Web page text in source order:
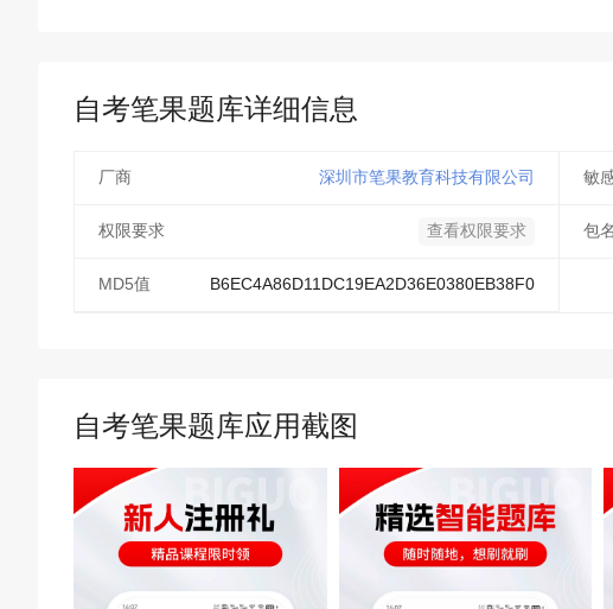
自考笔果题库详细信息
厂商 深圳市笔果教育科技有限公司 敏
权限要求 查看权限要求 包名
MD5值 B6EC4A86D11DC19EA2D36E0380EB38F0
自考笔果题库应用截图